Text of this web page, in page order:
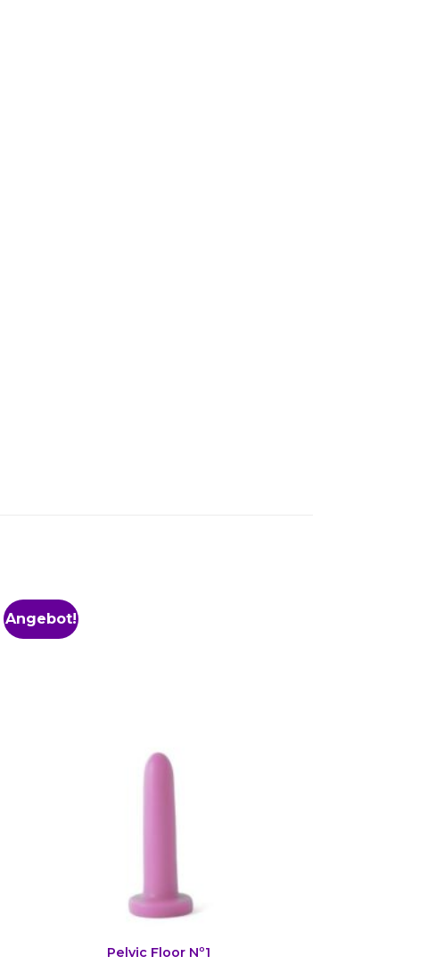
Angebot!
Pelvic Floor Nº1